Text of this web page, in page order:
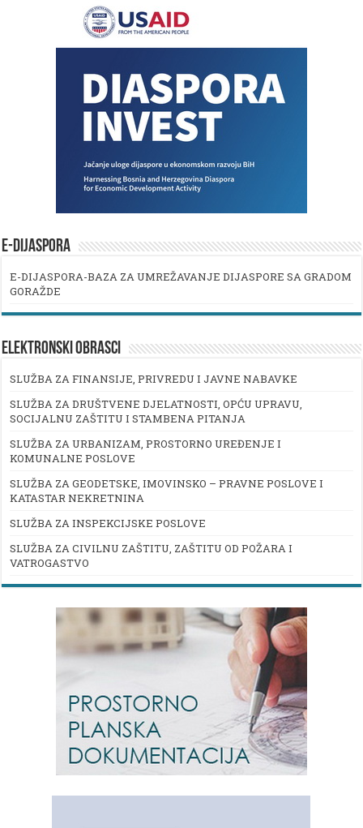
E-DIJASPORA
E-DIJASPORA-BAZA ZA UMREŽAVANJE DIJASPORE SA GRADOM
GORAŽDE
ELEKTRONSKI OBRASCI
SLUŽBA ZA FINANSIJE, PRIVREDU I JAVNE NABAVKE
SLUŽBA ZA DRUŠTVENE DJELATNOSTI, OPĆU UPRAVU,
SOCIJALNU ZAŠTITU I STAMBENA PITANJA
SLUŽBA ZA URBANIZAM, PROSTORNO UREĐENJE I
KOMUNALNE POSLOVE
SLUŽBA ZA GEODETSKE, IMOVINSKO – PRAVNE POSLOVE I
KATASTAR NEKRETNINA
SLUŽBA ZA INSPEKCIJSKE POSLOVE
SLUŽBA ZA CIVILNU ZAŠTITU, ZAŠTITU OD POŽARA I
VATROGASTVO